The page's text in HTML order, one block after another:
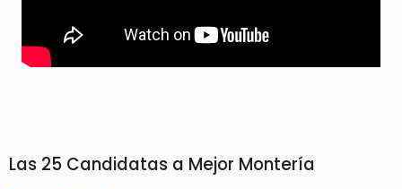
Las 25 Candidatas a Mejor Montería